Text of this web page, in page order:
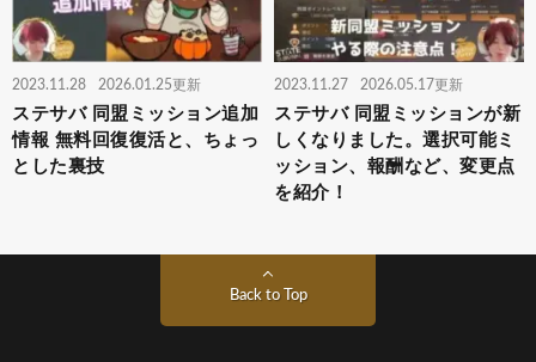
2023.11.28 2026.01.25更新
ステサバ 同盟ミッション追加
情報 無料回復復活と、ちょっ
とした裏技
2023.11.27 2026.05.17更新
ステサバ 同盟ミッションが新
しくなりました。選択可能ミ
ッション、報酬など、変更点
を紹介！
Back to Top